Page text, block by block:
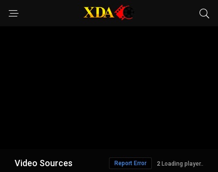
Video Sources 1 Loading player..
Report Error